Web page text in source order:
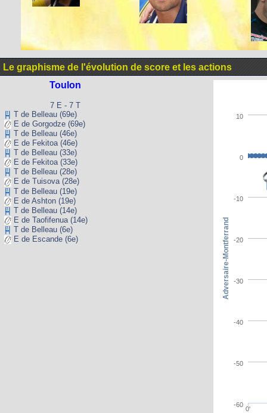
Le graphisme de l'évolution de score et les actions
Toulon
7 E - 7 T
T de Belleau (69e)
E de Gorgodze (69e)
T de Belleau (46e)
E de Fekitoa (46e)
T de Belleau (33e)
E de Fekitoa (33e)
T de Belleau (28e)
E de Tuisova (28e)
T de Belleau (19e)
E de Ashton (19e)
T de Belleau (14e)
E de Taofifenua (14e)
T de Belleau (6e)
E de Escande (6e)
0'
-50
-40
-30
-20
-10
0
-60
10
Adversaire-Montferrand